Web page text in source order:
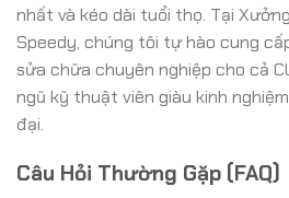
nhất và kéo dài tuổi thọ. Tại
Speedy, chúng tôi tự hào cung
sửa chữa chuyên nghiệp cho cả
ngũ kỹ thuật viên giàu kinh
đại.
Câu Hỏi Thường Gặp (FAQ)